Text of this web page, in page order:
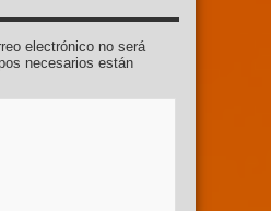
electrónico no será
necesarios están